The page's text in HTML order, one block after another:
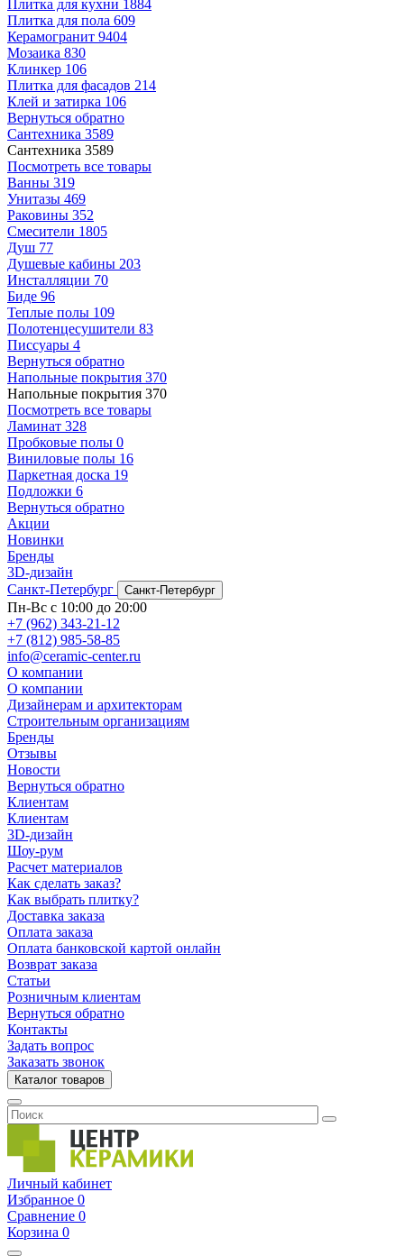
Плитка для кухни 1884
Плитка для пола 609
Керамогранит 9404
Мозаика 830
Клинкер 106
Плитка для фасадов 214
Клей и затирка 106
Вернуться обратно
Сантехника 3589
Сантехника 3589
Посмотреть все товары
Ванны 319
Унитазы 469
Раковины 352
Смесители 1805
Душ 77
Душевые кабины 203
Инсталляции 70
Биде 96
Теплые полы 109
Полотенцесушители 83
Писсуары 4
Вернуться обратно
Напольные покрытия 370
Напольные покрытия 370
Посмотреть все товары
Ламинат 328
Пробковые полы 0
Виниловые полы 16
Паркетная доска 19
Подложки 6
Вернуться обратно
Акции
Новинки
Бренды
3D-дизайн
Санкт-Петербург
Санкт-Петербург
Пн-Вс с 10:00 до 20:00
+7 (962) 343-21-12
+7 (812) 985-58-85
info@ceramic-center.ru
О компании
О компании
Дизайнерам и архитекторам
Строительным организациям
Бренды
Отзывы
Новости
Вернуться обратно
Клиентам
Клиентам
3D-дизайн
Шоу-рум
Расчет материалов
Как сделать заказ?
Как выбрать плитку?
Доставка заказа
Оплата заказа
Оплата банковской картой онлайн
Возврат заказа
Статьи
Розничным клиентам
Вернуться обратно
Контакты
Задать вопрос
Заказать звонок
Каталог товаров
Личный кабинет
Избранное 0
Сравнение 0
Корзина 0